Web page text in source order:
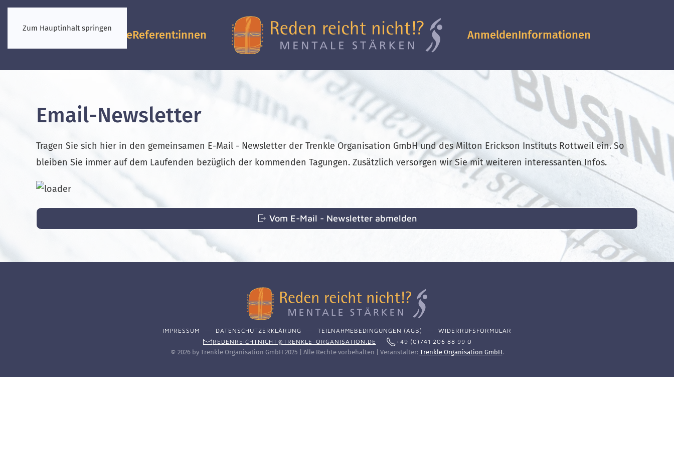
Zum Hauptinhalt springen
VorkongresseReferent:innen AnmeldenInformationen
Email-Newsletter
Tragen Sie sich hier in den gemeinsamen E-Mail - Newsletter der Trenkle Organisation GmbH und des Milton Erickson Instituts Rottweil ein. So
bleiben Sie immer auf dem Laufenden bezüglich der kommenden Tagungen. Zusätzlich versorgen wir Sie mit weiteren interessanten Infos.
Vom E-Mail - Newsletter abmelden
IMPRESSUM DATENSCHUTZERKLÄRUNG TEILNAHMEBEDINGUNGEN (AGB)
WIDERRUFSFORMULAR
REDENREICHTNICHT@TRENKLE-ORGANISATION.DE
+49 (0)741 206 88 99 0
© 2026by Trenkle Organisation GmbH 2025 | Alle Rechte vorbehalten | Veranstalter: Trenkle Organisation GmbH.